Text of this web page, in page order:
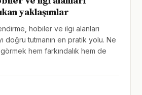
yaklaşımlar
hobiler ve ilgi alanları
doğru tutmanın en pratik yolu. Ne
hem farkındalık hem de